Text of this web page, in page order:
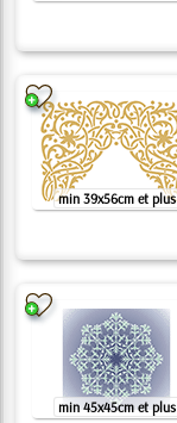
min 39x56cm et plus
min 45x45cm et plus